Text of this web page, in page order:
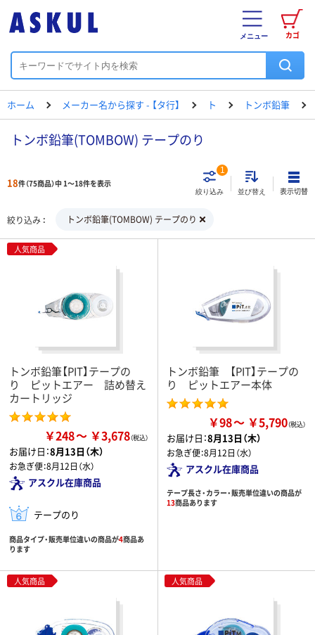
カゴ
メニュー
ホーム メーカー名から探す - 【タ行】 ト トンボ鉛筆
トンボ鉛筆(TOMBOW) テープのり
18件（75商品）中 1～18件を表示
絞り込み
1
並び替え 表示切替
絞り込み トンボ鉛筆(TOMBOW) テープのり
人気商品
トンボ鉛筆【PIT】テープの
り ピットエアー 詰め替え
カートリッジ
￥248 ￥3,678
お届け日：8月13日（木）
お急ぎ便：8月12日（水）
アスクル在庫商品
テープのり
商品タイプ・販売単位違いの商品が4商品あ
ります
トンボ鉛筆 【PIT】テープの
り ピットエアー本体
￥98 ￥5,790
お届け日：8月13日（木）
お急ぎ便：8月12日（水）
アスクル在庫商品
テープ長さ・カラー・販売単位違いの商品が
13商品あります
人気商品 人気商品